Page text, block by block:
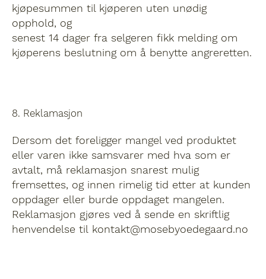
kjøpesummen til kjøperen uten unødig
opphold, og
senest 14 dager fra selgeren fikk melding om
kjøperens beslutning om å benytte angreretten.
8. Reklamasjon
Dersom det foreligger mangel ved produktet
eller varen ikke samsvarer med hva som er
avtalt, må reklamasjon snarest mulig
fremsettes, og innen rimelig tid etter at kunden
oppdager eller burde oppdaget mangelen.
Reklamasjon gjøres ved å sende en skriftlig
henvendelse til kontakt@mosebyoedegaard.no